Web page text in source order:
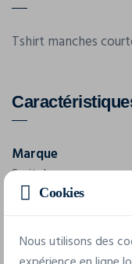
Tshirt manches
Marque
Switcher
Référence
2001
Cookies
Nous utilisons des